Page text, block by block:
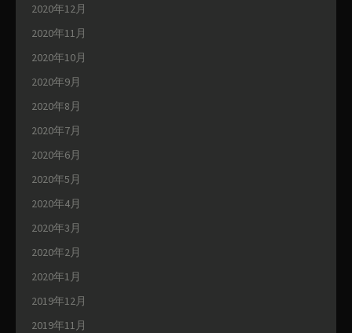
2020年12月
2020年11月
2020年10月
2020年9月
2020年8月
2020年7月
2020年6月
2020年5月
2020年4月
2020年3月
2020年2月
2020年1月
2019年12月
2019年11月